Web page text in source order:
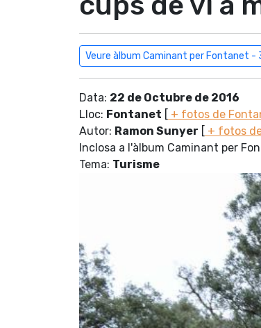
Veure àlbum Caminant per Fontanet -
Data: 22 de Octubre de 2016
Lloc: Fontanet [ + fotos de
Autor: Ramon Sunyer [ + fotos
Inclosa a l'àlbum Caminant per
Tema: Turisme